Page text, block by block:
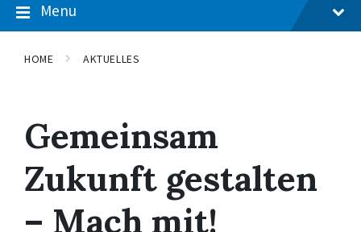
Menu
HOME AKTUELLES
Gemeinsam
Zukunft gestalten
– Mach mit!